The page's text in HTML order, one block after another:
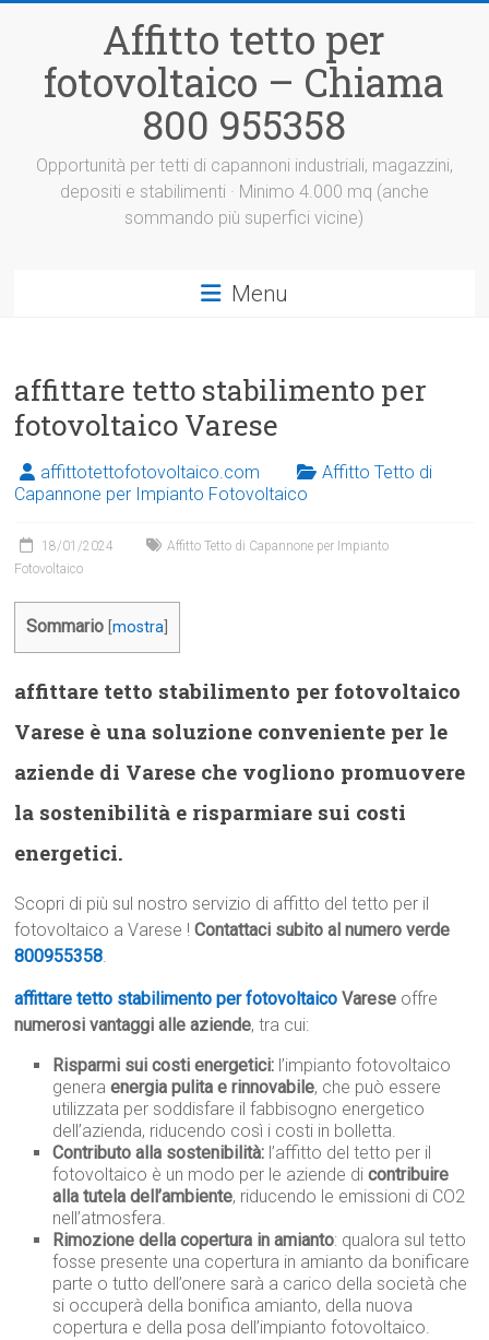
Affitto tetto per
fotovoltaico – Chiama
800 955358
Opportunità per tetti di capannoni industriali, magazzini,
depositi e stabilimenti · Minimo 4.000 mq (anche
sommando più superfici vicine)
Menu
affittare tetto stabilimento per
fotovoltaico Varese
affittotettofotovoltaico.com
Affitto Tetto di
Capannone per Impianto Fotovoltaico
18/01/2024
Affitto Tetto di Capannone per Impianto
Fotovoltaico
Sommario [mostra
affittare tetto stabilimento per fotovoltaico
Varese è una soluzione conveniente per le
aziende di Varese che vogliono promuovere
la sostenibilità e risparmiare sui costi
energetici.
Scopri di più sul nostro servizio di affitto del tetto per il
fotovoltaico a Varese !Contattaci subito al numero verde
800955358.
affittare tetto stabilimento per fotovoltaico Varese offre
numerosi vantaggi alle aziende, tra cui:
Risparmi sui costi energetici: l’impianto fotovoltaico
generaenergia pulita e rinnovabile, che può essere
utilizzata per soddisfare il fabbisogno energetico
dell’azienda, riducendo così i costi in bolletta.
Contributo alla sostenibilità: l’affitto del tetto per il
fotovoltaico è un modo per le aziende dicontribuire
alla tutela dell’ambiente, riducendo le emissioni di CO2
nell’atmosfera.
Rimozione della copertura in amianto: qualora sul tetto
fosse presente una copertura in amianto da bonificare
parte o tutto dell’onere sarà a carico della società che
si occuperà della bonifica amianto, della nuova
copertura e della posa dell’impianto fotovoltaico.